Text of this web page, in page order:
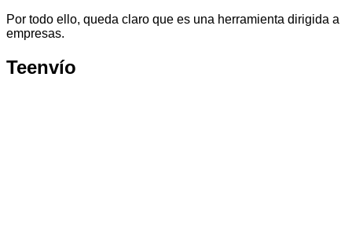
Por todo ello, queda claro que es una herramienta dirigida a
empresas.
Teenvío